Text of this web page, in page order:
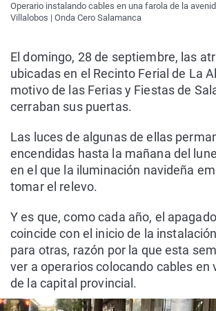
Operario instalando cables en una farola de la
Villalobos | Onda Cero Salamanca
El domingo, 28 de septiembre, las
ubicadas en el Recinto Ferial de La
motivo de las Ferias y Fiestas de
cerraban sus puertas.
Las luces de algunas de ellas
encendidas hasta la mañana del
en el que la iluminación navideña
tomar el relevo.
Y es que, como cada año, el
coincide con el inicio de la
para otras, razón por la que esta
ver a operarios colocando cables en
de la capital provincial.